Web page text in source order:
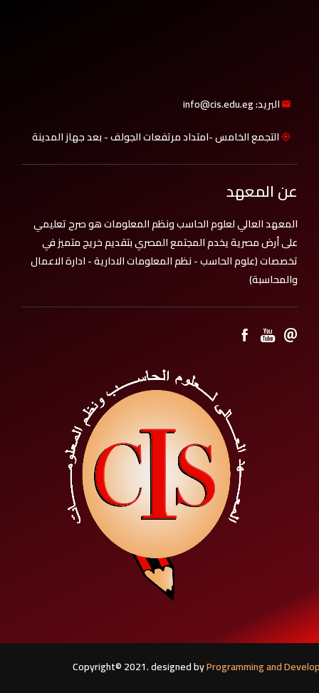
البريد: info@cis.edu.eg
التجمع الخامس -امتداد مرتفعات الجولف - بعد جهاز المدينة
عن المعهد
المعهد العالي لعلوم الحاسب ونظم المعلومات هو صرح تعليمي
على أرض مصرية يخدم المجتمع المصري بتقديم خريج متميز في
تخصصات (علوم الحاسب - نظم المعلومات الادارية - ادارة الاعمال
والمحاسبة)
Copyright© 2021. designed byProgramming and